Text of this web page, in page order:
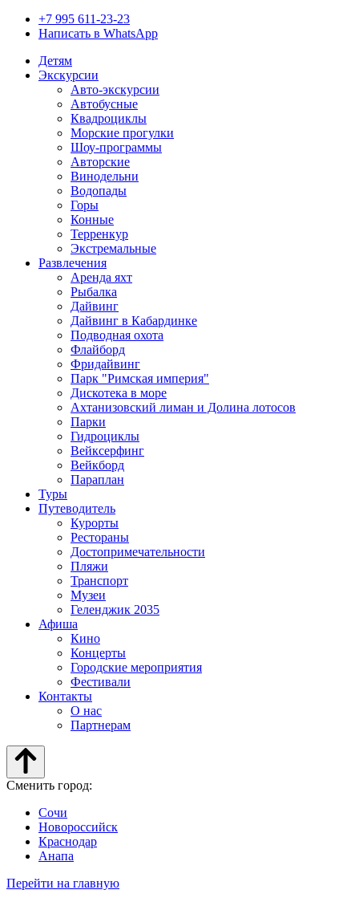
+7 995 611-23-23
Написать в WhatsApp
Детям
Экскурсии
Авто-экскурсии
Автобусные
Квадроциклы
Морские прогулки
Шоу-программы
Авторские
Винодельни
Водопады
Горы
Конные
Терренкур
Экстремальные
Развлечения
Аренда яхт
Рыбалка
Дайвинг
Дайвинг в Кабардинке
Подводная охота
Флайборд
Фридайвинг
Парк "Римская империя"
Дискотека в море
Ахтанизовский лиман и Долина лотосов
Парки
Гидроциклы
Вейксерфинг
Вейкборд
Параплан
Туры
Путеводитель
Курорты
Рестораны
Достопримечательности
Пляжи
Транспорт
Музеи
Геленджик 2035
Афиша
Кино
Концерты
Городские мероприятия
Фестивали
Контакты
О нас
Партнерам
Сменить город:
Сочи
Новороссийск
Краснодар
Анапа
Перейти на главную